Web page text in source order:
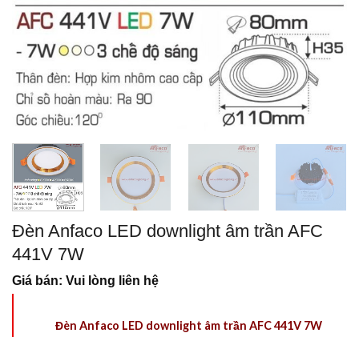
Đèn Anfaco LED downlight âm trần AFC
441V 7W
Giá bán: Vui lòng liên hệ
Đèn Anfaco LED downlight âm trần AFC 441V 7W